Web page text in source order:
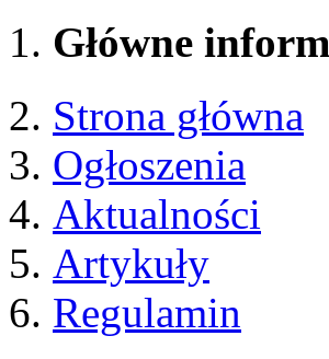
Główne
Strona główna
Ogłoszenia
Aktualności
Artykuły
Regulamin